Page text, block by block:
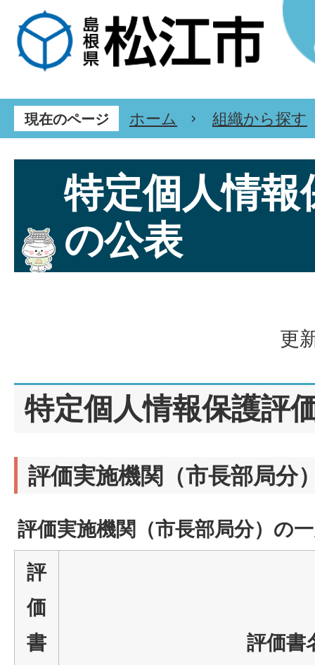
現在のページ ホーム 組織から探す
特定個人情報
の公表
更
特定個人情報保護評
評価実施機関（市長部局分
評価実施機関（市長部局分）の
評
価
書
評価書